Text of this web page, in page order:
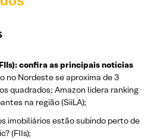
confira as principais notícias
no Nordeste se aproxima de 3
quadrados; Amazon lidera ranking
na região (SiiLA);
imobiliários estão subindo perto de
(FIIs);